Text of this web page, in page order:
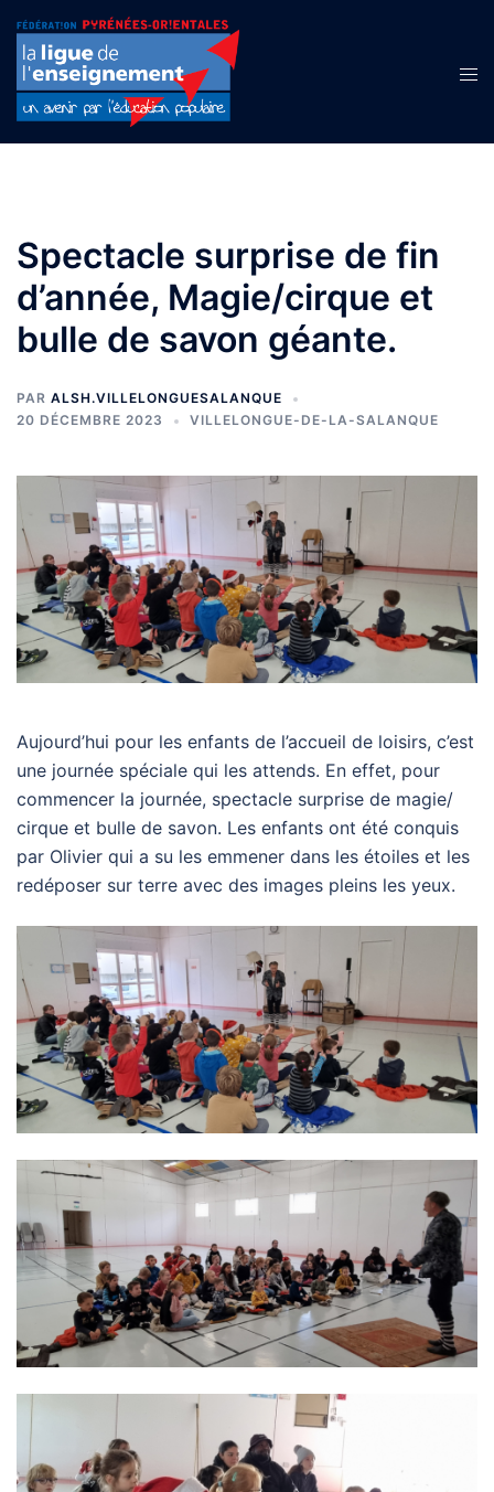
contenu
Spectacle surprise de fin
d’année, Magie/cirque et
bulle de savon géante.
PAR ALSH.VILLELONGUESALANQUE
20 DÉCEMBRE 2023
VILLELONGUE-DE-LA-SALANQUE
Aujourd’hui pour les enfants de l’accueil de loisirs, c’est
une journée spéciale qui les attends. En effet, pour
commencer la journée, spectacle surprise de magie/
cirque et bulle de savon. Les enfants ont été conquis
par Olivier qui a su les emmener dans les étoiles et les
redéposer sur terre avec des images pleins les yeux.